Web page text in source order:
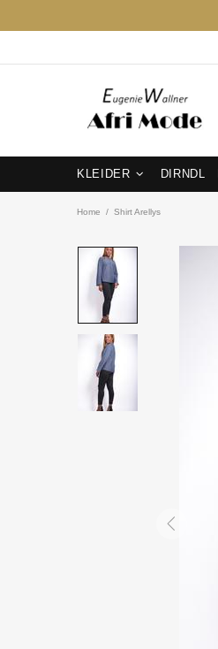
KLEIDER DIRNDL
Home Shirt Arellys